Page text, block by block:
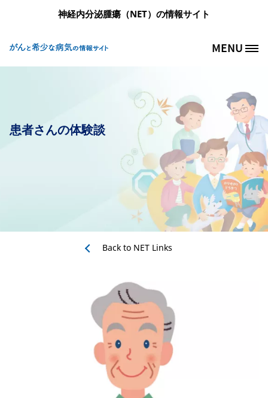
メインコンテンツに移動
神経内分泌腫瘍（NET）の情報サイト
Site Logo MENU
患者さんの体験談
Back to NET Links